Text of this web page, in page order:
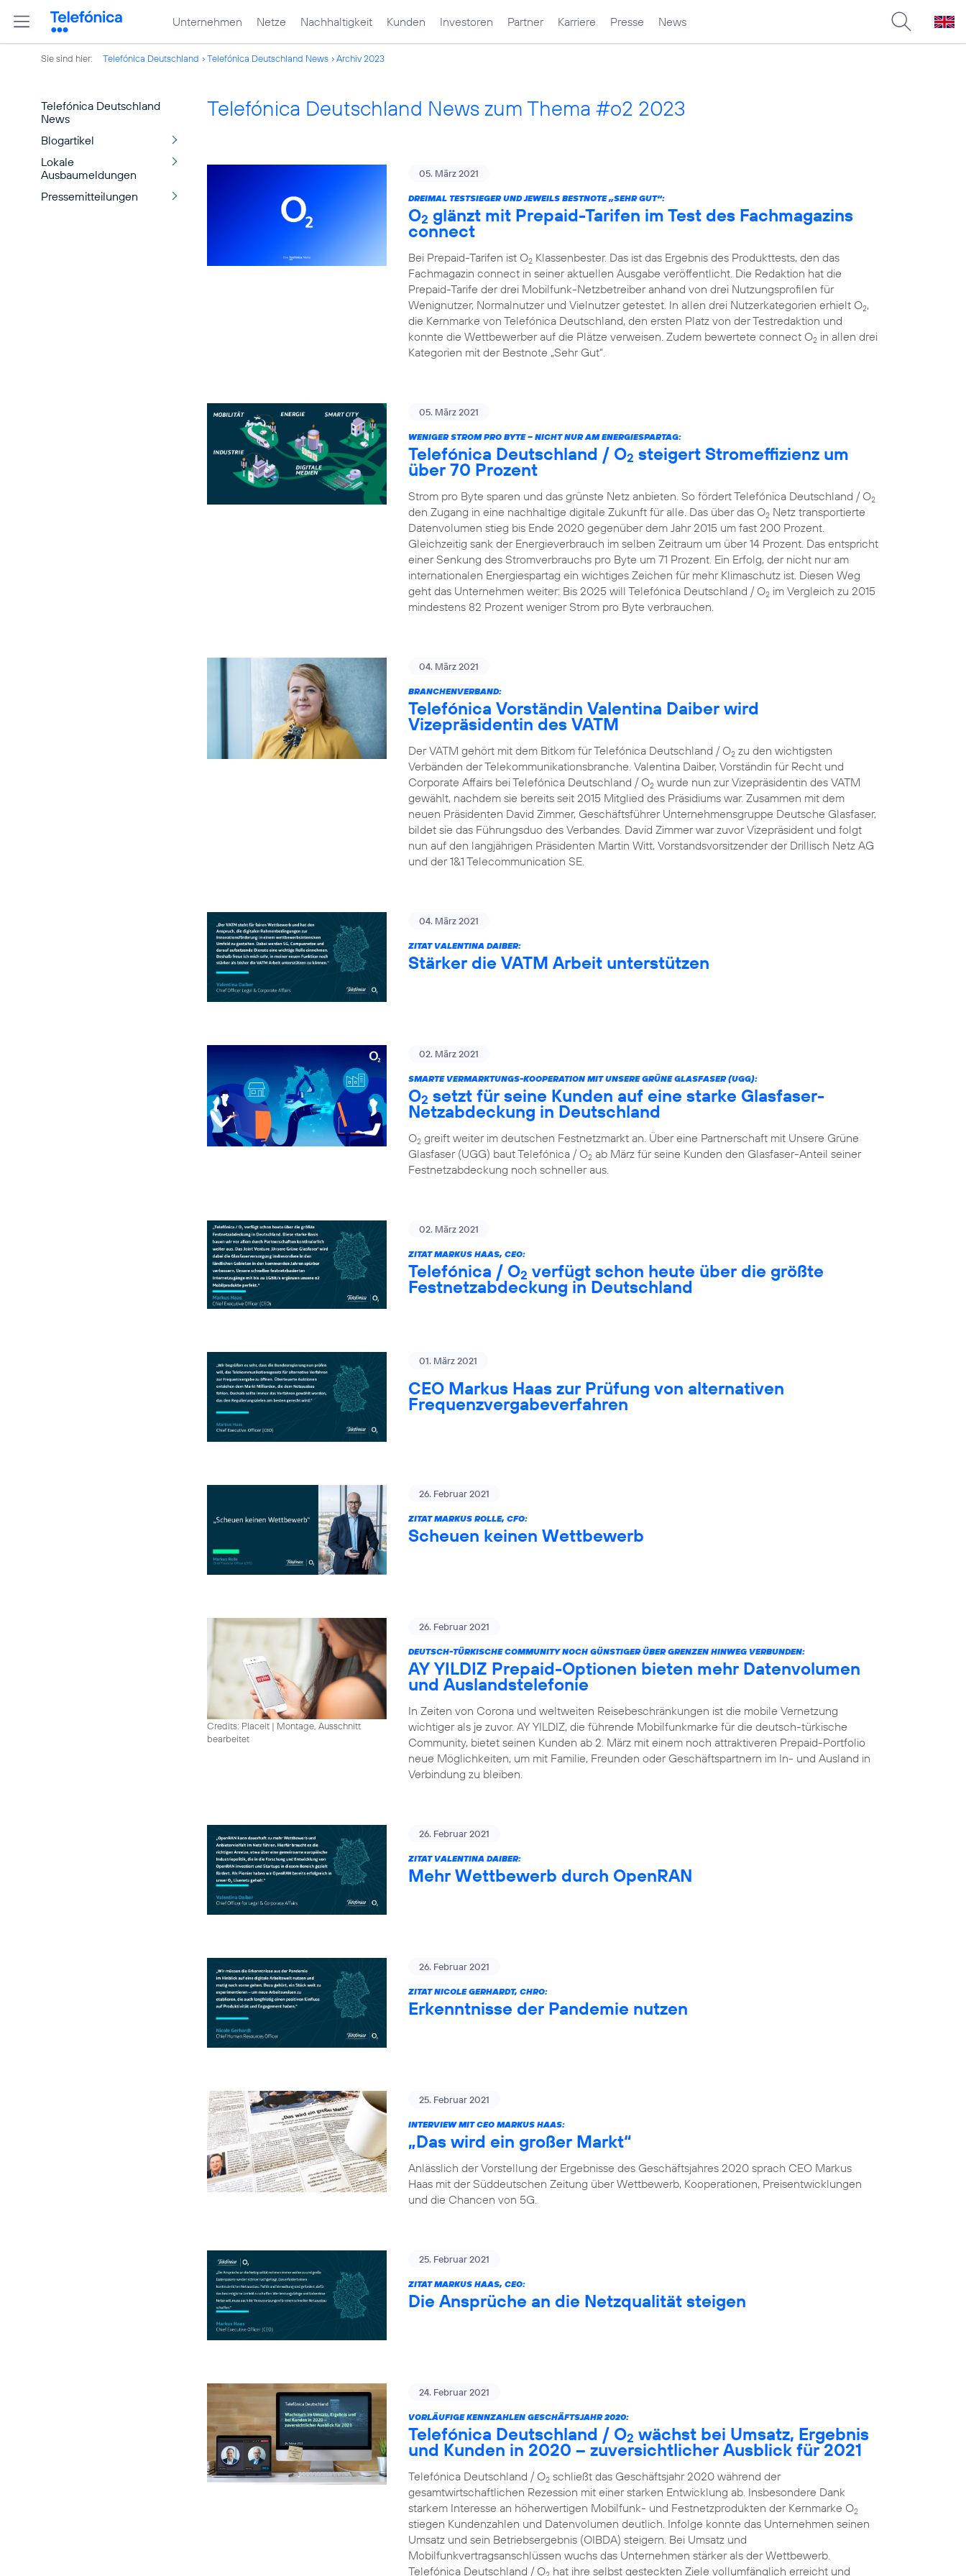
Unternehmen Netze Nachhaltigkeit Kunden Investoren Partner Karriere Presse News
Sie sind hier: Telefónica Deutschland Telefónica Deutschland News Archiv 2023
Telefónica Deutschland
News
Blogartikel
Lokale
Ausbaumeldungen
Pressemitteilungen
Telefónica Deutschland News zum Thema #o2 2023
05. März 2021
DREIMAL TESTSIEGER UND JEWEILS BESTNOTE „SEHR GUT“:
O2 glänzt mit Prepaid-Tarifen im Test des Fachmagazins
connect
Bei Prepaid-Tarifen ist O2 Klassenbester. Das ist das Ergebnis des Produkttests, den das
Fachmagazin connect in seiner aktuellen Ausgabe veröffentlicht. Die Redaktion hat die
Prepaid-Tarife der drei Mobilfunk-Netzbetreiber anhand von drei Nutzungsprofilen für
Wenignutzer, Normalnutzer und Vielnutzer getestet. In allen drei Nutzerkategorien erhielt O2,
die Kernmarke von Telefónica Deutschland, den ersten Platz von der Testredaktion und
konnte die Wettbewerber auf die Plätze verweisen. Zudem bewertete connect O2 in allen drei
Kategorien mit der Bestnote „Sehr Gut“.
05. März 2021
WENIGER STROM PRO BYTE – NICHT NUR AM ENERGIESPARTAG:
Telefónica Deutschland / O2 steigert Stromeffizienz um
über 70 Prozent
Strom pro Byte sparen und das grünste Netz anbieten. So fördert Telefónica Deutschland / O2
den Zugang in eine nachhaltige digitale Zukunft für alle. Das über das O2 Netz transportierte
Datenvolumen stieg bis Ende 2020 gegenüber dem Jahr 2015 um fast 200 Prozent.
Gleichzeitig sank der Energieverbrauch im selben Zeitraum um über 14 Prozent. Das entspricht
einer Senkung des Stromverbrauchs pro Byte um 71 Prozent. Ein Erfolg, der nicht nur am
internationalen Energiespartag ein wichtiges Zeichen für mehr Klimaschutz ist. Diesen Weg
geht das Unternehmen weiter: Bis 2025 will Telefónica Deutschland / O2 im Vergleich zu 2015
mindestens 82 Prozent weniger Strom pro Byte verbrauchen.
04. März 2021
BRANCHENVERBAND:
Telefónica Vorständin Valentina Daiber wird
Vizepräsidentin des VATM
Der VATM gehört mit dem Bitkom für Telefónica Deutschland / O2 zu den wichtigsten
Verbänden der Telekommunikationsbranche. Valentina Daiber, Vorständin für Recht und
Corporate Affairs bei Telefónica Deutschland / O2 wurde nun zur Vizepräsidentin des VATM
gewählt, nachdem sie bereits seit 2015 Mitglied des Präsidiums war. Zusammen mit dem
neuen Präsidenten David Zimmer, Geschäftsführer Unternehmensgruppe Deutsche Glasfaser,
bildet sie das Führungsduo des Verbandes. David Zimmer war zuvor Vizepräsident und folgt
nun auf den langjährigen Präsidenten Martin Witt, Vorstandsvorsitzender der Drillisch Netz AG
und der 1&1 Telecommunication SE.
04. März 2021
ZITAT VALENTINA DAIBER:
Stärker die VATM Arbeit unterstützen
02. März 2021
SMARTE VERMARKTUNGS-KOOPERATION MIT UNSERE GRÜNE GLASFASER (UGG):
O2 setzt für seine Kunden auf eine starke Glasfaser-
Netzabdeckung in Deutschland
O2 greift weiter im deutschen Festnetzmarkt an. Über eine Partnerschaft mit Unsere Grüne
Glasfaser (UGG) baut Telefónica / O2 ab März für seine Kunden den Glasfaser-Anteil seiner
Festnetzabdeckung noch schneller aus.
02. März 2021
ZITAT MARKUS HAAS, CEO:
Telefónica / O2 verfügt schon heute über die größte
Festnetzabdeckung in Deutschland
01. März 2021
CEO Markus Haas zur Prüfung von alternativen
Frequenzvergabeverfahren
26. Februar 2021
ZITAT MARKUS ROLLE, CFO:
Scheuen keinen Wettbewerb
Credits: Placeit | Montage, Ausschnitt
bearbeitet
26. Februar 2021
DEUTSCH-TÜRKISCHE COMMUNITY NOCH GÜNSTIGER ÜBER GRENZEN HINWEG VERBUNDEN:
AY YILDIZ Prepaid-Optionen bieten mehr Datenvolumen
und Auslandstelefonie
In Zeiten von Corona und weltweiten Reisebeschränkungen ist die mobile Vernetzung
wichtiger als je zuvor. AY YILDIZ, die führende Mobilfunkmarke für die deutsch-türkische
Community, bietet seinen Kunden ab 2. März mit einem noch attraktiveren Prepaid-Portfolio
neue Möglichkeiten, um mit Familie, Freunden oder Geschäftspartnern im In- und Ausland in
Verbindung zu bleiben.
26. Februar 2021
ZITAT VALENTINA DAIBER:
Mehr Wettbewerb durch OpenRAN
26. Februar 2021
ZITAT NICOLE GERHARDT, CHRO:
Erkenntnisse der Pandemie nutzen
25. Februar 2021
INTERVIEW MIT CEO MARKUS HAAS:
„Das wird ein großer Markt“
Anlässlich der Vorstellung der Ergebnisse des Geschäftsjahres 2020 sprach CEO Markus
Haas mit der Süddeutschen Zeitung über Wettbewerb, Kooperationen, Preisentwicklungen
und die Chancen von 5G.
25. Februar 2021
ZITAT MARKUS HAAS, CEO:
Die Ansprüche an die Netzqualität steigen
24. Februar 2021
VORLÄUFIGE KENNZAHLEN GESCHÄFTSJAHR 2020:
Telefónica Deutschland / O2 wächst bei Umsatz, Ergebnis
und Kunden in 2020 – zuversichtlicher Ausblick für 2021
Telefónica Deutschland / O2 schließt das Geschäftsjahr 2020 während der
gesamtwirtschaftlichen Rezession mit einer starken Entwicklung ab. Insbesondere Dank
starkem Interesse an höherwertigen Mobilfunk- und Festnetzprodukten der Kernmarke O2
stiegen Kundenzahlen und Datenvolumen deutlich. Infolge konnte das Unternehmen seinen
Umsatz und sein Betriebsergebnis (OIBDA) steigern. Bei Umsatz und
Mobilfunkvertragsanschlüssen wuchs das Unternehmen stärker als der Wettbewerb.
Telefónica Deutschland / O hat ihre selbst gesteckten Ziele vollumfänglich erreicht und